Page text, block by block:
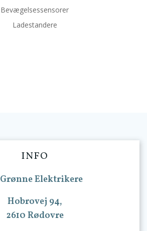
Bevægelsessensorer
Ladestandere
INFO
Elektrikere
Hobrovej 94,
2610 Rødovre